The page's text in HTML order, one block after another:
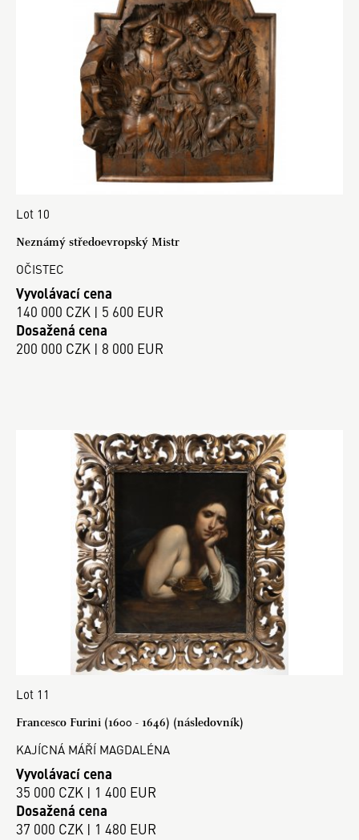
Lot 10
Neznámý středoevropský Mistr
OČISTEC
Vyvolávací cena
140 000 CZK | 5 600 EUR
Dosažená cena
200 000 CZK | 8 000 EUR
Lot 11
Francesco Furini (1600 - 1646) (následovník)
KAJÍCNÁ MÁŘÍ MAGDALÉNA
Vyvolávací cena
35 000 CZK | 1 400 EUR
Dosažená cena
37 000 CZK | 1 480 EUR